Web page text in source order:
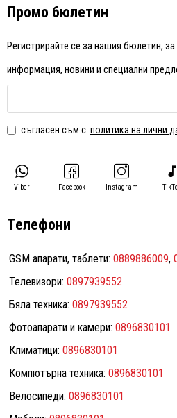
Промо бюлетин
Регистрирайте се за нашия бюлетин,
информация, новини и специални
съгласен съм с политика на лични
Viber Facebook Instagram
Телефони
GSM апарати, таблети: 0889886009,
Телевизори: 0897939552
Бяла техника: 0897939552
Фотоапарати и камери: 0896830101
Климатици: 0896830101
Компютърна техника: 0896830101
Велосипеди: 0896830101